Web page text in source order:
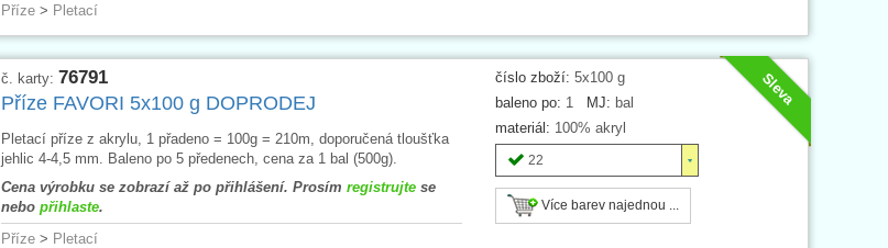
Příze> Pletací
Sleva
číslo zboží: 5x100 g
baleno po: 1 MJ: bal
materiál: 100% akryl
22
Více barev najednou ...
č. karty: 76791
Příze FAVORI 5x100 g DOPRODEJ
Pletací příze z akrylu, 1 přadeno = 100g = 210m, doporučená tloušťka
jehlic 4-4,5 mm. Baleno po 5 předenech, cena za 1 bal (500g).
Cena výrobku se zobrazí až po přihlášení. Prosím registrujtese
nebo přihlaste.
Příze> Pletací